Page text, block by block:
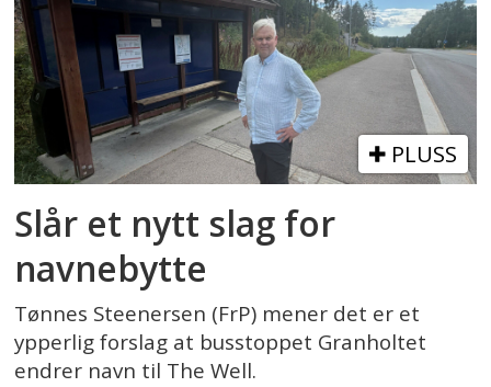
PLUSS
Slår et nytt slag for
navnebytte
Tønnes Steenersen (FrP) mener det er et
ypperlig forslag at busstoppet Granholtet
endrer navn til The Well.